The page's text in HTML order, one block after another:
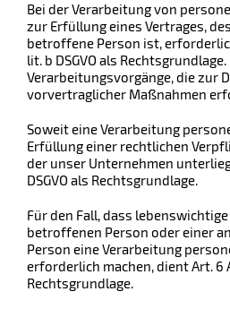
Bei der Verarbeitung von
zur Erfüllung eines Vertrages,
betroffene Person ist,
lit. b DSGVO als
Verarbeitungsvorgänge, die zur
vorvertraglicher Maßnahmen
Soweit eine Verarbeitung
Erfüllung einer rechtlichen
der unser Unternehmen
DSGVO als Rechtsgrundlage.
Für den Fall, dass
betroffenen Person oder einer
Person eine Verarbeitung
erforderlich machen, dient Art. 6
Rechtsgrundlage.